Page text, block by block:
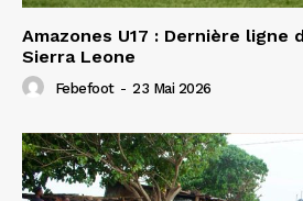
Amazones U17 : Dernière ligne
Sierra Leone
Febefoot - 23 Mai 2026